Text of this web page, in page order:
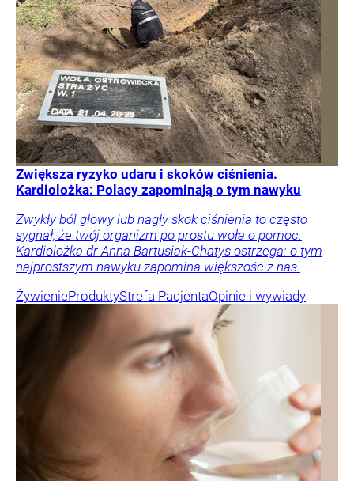
Zwiększa ryzyko udaru i skoków ciśnienia.
Kardiolożka: Polacy zapominają o tym nawyku
Zwykły ból głowy lub nagły skok ciśnienia to często
sygnał, że twój organizm po prostu woła o pomoc.
Kardiolożka dr Anna Bartusiak-Chatys ostrzega: o tym
najprostszym nawyku zapomina większość z nas.
ŻywienieProduktyStrefa PacjentaOpinie i wywiady